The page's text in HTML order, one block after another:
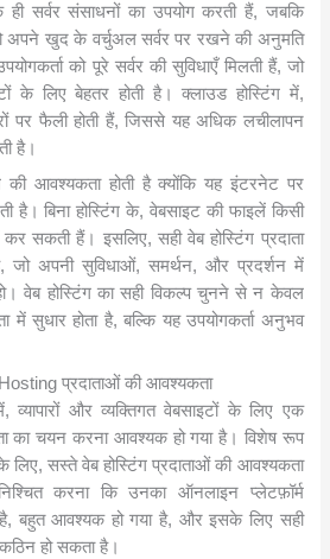
सर्वर संसाधनों का उपयोग करती हैं, जबकि
अपने खुद के वर्चुअल सर्वर पर रखने की अनुमति
को पूरे सर्वर की सुविधाएँ मिलती हैं, जो
के लिए बेहतर होती है। क्लाउड होस्टिंग में,
पर फैली होती हैं, जिससे यह अधिक लचीलापन
है।
की आवश्यकता होती है क्योंकि यह इंटरनेट पर
है। बिना होस्टिंग के, वेबसाइट की फाइलें किसी
सकती हैं। इसलिए, सही वेब होस्टिंग प्रदाता
जो अपनी सुविधाओं, समर्थन, और प्रदर्शन में
वेब होस्टिंग का सही विकल्प चुनने से न केवल
में सुधार होता है, बल्कि यह उपयोगकर्ता अनुभव
प्रदाताओं की आवश्यकता
और व्यक्तिगत वेबसाइटों के लिए एक
का चयन करना आवश्यक हो गया है। विशेष रूप
लिए, सस्ते वेब होस्टिंग प्रदाताओं की आवश्यकता
करना कि उनका ऑनलाइन प्लेटफ़ॉर्म
है, बहुत आवश्यक हो गया है, और इसके लिए सही
हो सकता है।